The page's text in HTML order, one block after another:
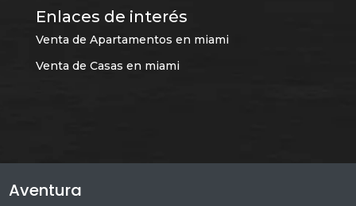
Enlaces de interés
Venta de Apartamentos en miami
Venta de Casas en miami
Aventura